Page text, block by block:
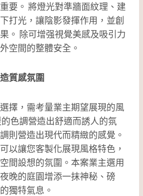
要。 將燈光對準牆面紋理、建
打光，讓陰影發揮作用，並創
。 除可增强視覺美感及吸引力
空間的整體安全。
質感氛圍
擇，需考量業主期望展現的風
色調營造出舒適而誘人的氛
則營造出現代而精緻的感覺。
以讓您客製化展現風格特色，
間設想的氛圍。本案業主選用
晚的庭園增添一抹神秘、磅
獨特氣息。